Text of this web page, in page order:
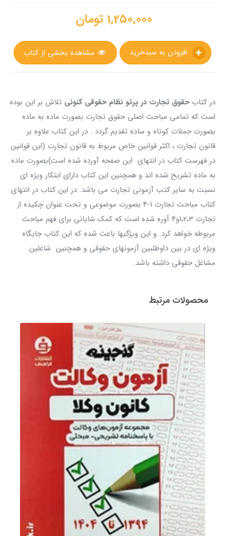
1,250,000 تومان
مشاهده بخشی از کتاب
در کتاب حقوق تجارت در پرتو نظام حقوقی کنونی تلاش بر این بوده
است که تمامی مباحث اصلی حقوق تجارت بصورت ماده به ماده
بصورت جملات کوتاه و ساده تقدیم گردد . در این کتاب علاوه بر
قانون تجارت ، اکثر قوانین خاص مربوط به قانون تجارت (این قوانین
در فهرست کتاب در انتهای این صفحه آورده شده است)بصورت ماده
به ماده تشریح شده اند و همچنین این کتاب دارای ابتکار ویژه ای
نسبت به سایر کتب آزمونی تجارت می باشد. در این کتاب در انتهای
کتاب مباحث تجارت 1-4 بصورت موضوعی و تحت عنوان چکیده از
تجارت 1،2،3و4 آوره شده است که کمک شایانی برای فهم مباحث
مربوطه خواهد کرد. و این ویژگیها باعث شده که این کتاب جایگاه
ویژه ای در بین داوطلبین آزمونهای حقوقی و همچنین شاغلین
مشاغل حقوقی داشته باشد.
محصولات مرتبط